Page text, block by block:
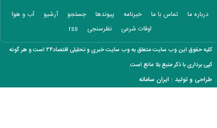
پاییز پربارش از راه می‌رسد/ فرصت طلایی دولت برای جبران کمبود آب
اسامی خریدهای جدید پرسپولیس لو رفت
بازنشستگان کشوری بخوانند؛ آخرین مهلت ثبت‌نام بیمه تکمیلی اعلام شد
پزشکیان خطاب به خبرنگاران چه گفت؟ /تأکید رئیس‌جمهور بر وحدت و
انسجام
شوک تازه به اقتصاد آمریکا / بازار کار آمریکا غافلگیر شد
درباره ما تماس با ما خبرنامه پیوندها جستجو آرشیو
آب و هوا
اوقات شرعی
نظرسنجی rss
کلیه حقوق این وب سایت متعلق به وب سایت خبری و تحلیلی اقتصاد۲۴ است و هر گونه
کپی برداری با ذکر منبع بلا مانع است.
طراحی و تولید : ایران سامانه